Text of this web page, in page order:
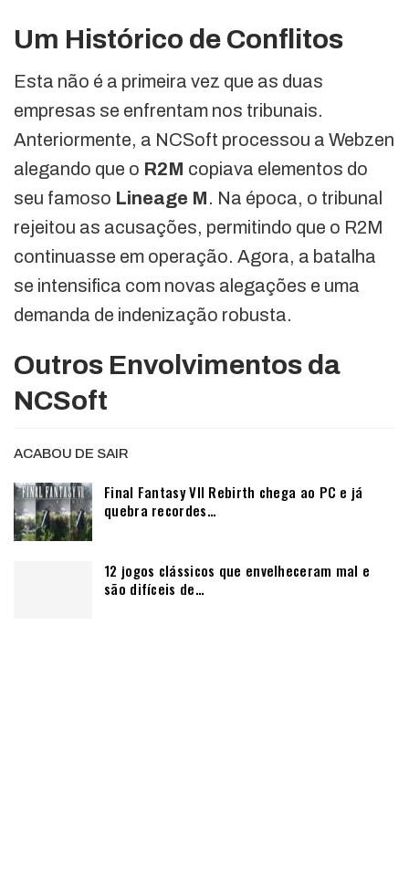
Um Histórico de Conflitos
Esta não é a primeira vez que as duas
empresas se enfrentam nos tribunais.
Anteriormente, a NCSoft processou a Webzen
alegando que o R2M copiava elementos do
seu famoso Lineage M. Na época, o tribunal
rejeitou as acusações, permitindo que o R2M
continuasse em operação. Agora, a batalha
se intensifica com novas alegações e uma
demanda de indenização robusta.
Outros Envolvimentos da
NCSoft
ACABOU DE SAIR
Final Fantasy VII Rebirth chega ao PC e já
quebra recordes…
12 jogos clássicos que envelheceram mal e
são difíceis de…